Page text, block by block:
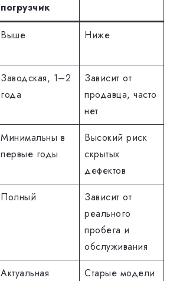
погрузчик
Выше Ниже
Заводская, 1–2
года
Зависит от
продавца, часто
нет
Минимальны в
первые годы
Высокий риск
скрытых
дефектов
Полный
Зависит от
реального
пробега и
обслуживания
Актуальная
Старые модели